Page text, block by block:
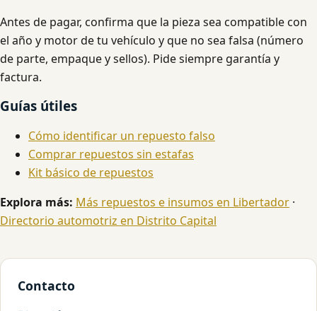
Antes de pagar, confirma que la pieza sea compatible con
el año y motor de tu vehículo y que no sea falsa (número
de parte, empaque y sellos). Pide siempre garantía y
factura.
Guías útiles
Cómo identificar un repuesto falso
Comprar repuestos sin estafas
Kit básico de repuestos
Explora más: Más repuestos e insumos en Libertador ·
Directorio automotriz en Distrito Capital
Contacto